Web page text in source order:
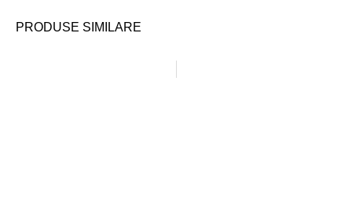
PRODUSE SIMILARE